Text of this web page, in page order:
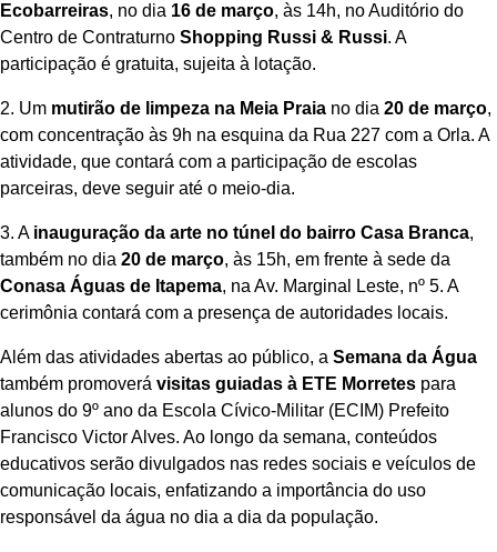
Ecobarreiras, no dia 16 de março, às 14h, no Auditório do
Centro de Contraturno Shopping Russi & Russi. A
participação é gratuita, sujeita à lotação.
2. Um mutirão de limpeza na Meia Praia no dia 20 de março,
com concentração às 9h na esquina da Rua 227 com a Orla. A
atividade, que contará com a participação de escolas
parceiras, deve seguir até o meio-dia.
3. A inauguração da arte no túnel do bairro Casa Branca,
também no dia 20 de março, às 15h, em frente à sede da
Conasa Águas de Itapema, na Av. Marginal Leste, nº 5. A
cerimônia contará com a presença de autoridades locais.
Além das atividades abertas ao público, a Semana da Água
também promoverá visitas guiadas à ETE Morretes para
alunos do 9º ano da Escola Cívico-Militar (ECIM) Prefeito
Francisco Victor Alves. Ao longo da semana, conteúdos
educativos serão divulgados nas redes sociais e veículos de
comunicação locais, enfatizando a importância do uso
responsável da água no dia a dia da população.